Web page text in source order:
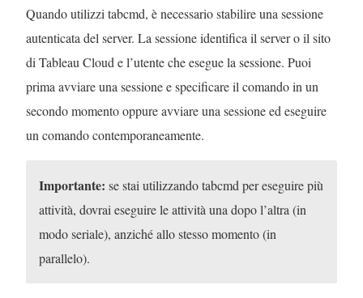
Quando utilizzi tabcmd, è necessario stabilire una sessione
autenticata del server. La sessione identifica il server o il sito
di Tableau Cloud e l’utente che esegue la sessione. Puoi
prima avviare una sessione e specificare il comando in un
secondo momento oppure avviare una sessione ed eseguire
un comando contemporaneamente.
Importante: se stai utilizzando tabcmd per eseguire più
attività, dovrai eseguire le attività una dopo l’altra (in
modo seriale), anziché allo stesso momento (in
parallelo).